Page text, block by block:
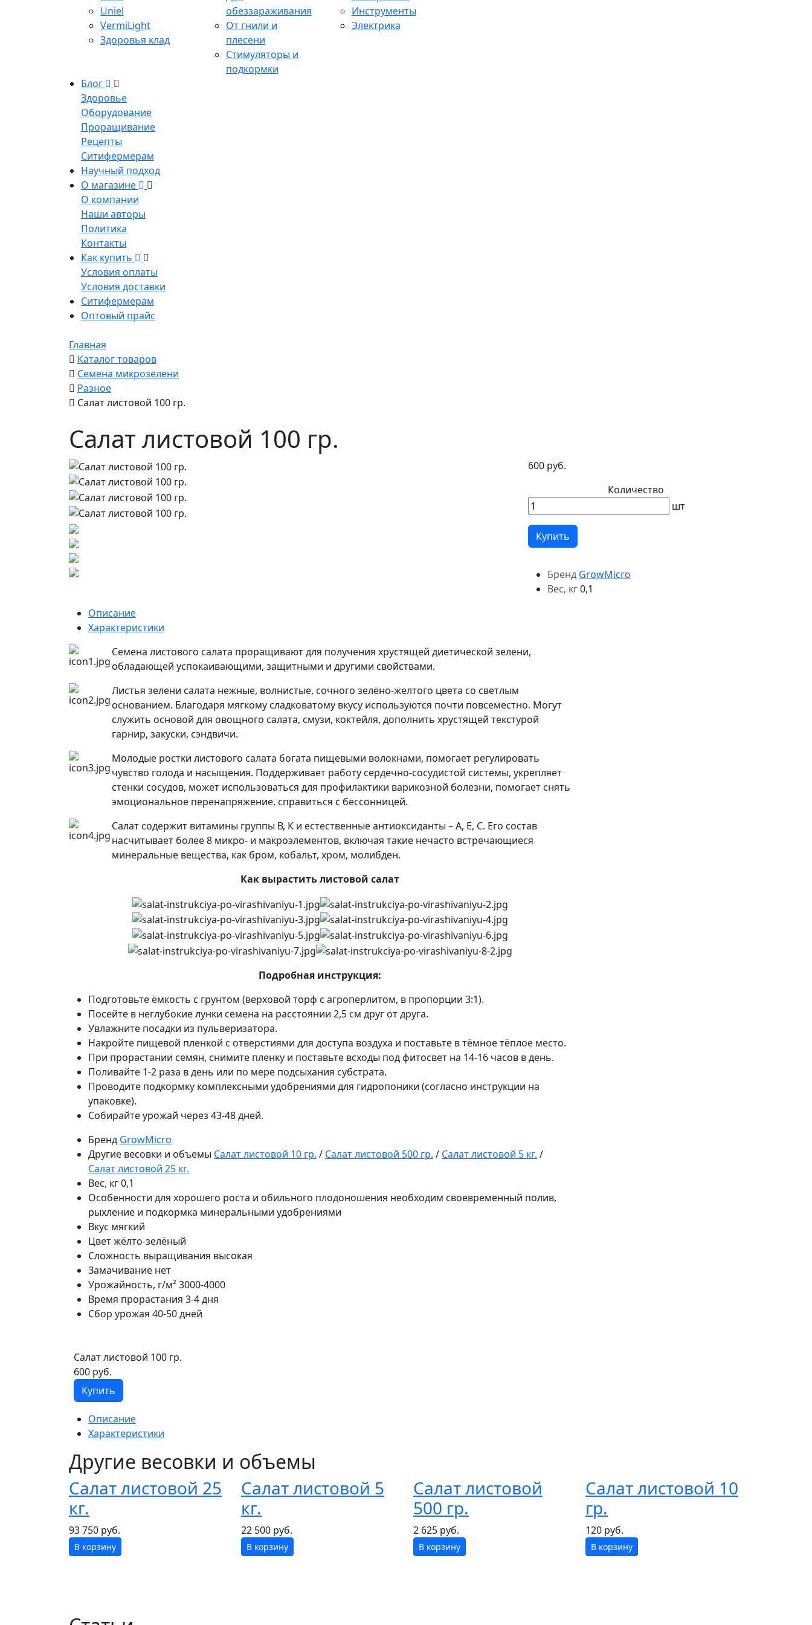
Uniel
VermiLight
Здоровья клад
обеззараживания
От гнили и
плесени
Стимуляторы и
подкормки
Инструменты
Электрика
Блог
Здоровье
Оборудование
Проращивание
Рецепты
Ситифермерам
Научный подход
О магазине
О компании
Наши авторы
Политика
Контакты
Как купить
Условия оплаты
Условия доставки
Ситифермерам
Оптовый прайс
Главная
Каталог товаров
Семена микрозелени
Разное
Салат листовой 100 гр.
Салат листовой 100 гр.
Бренд GrowMicro
Вес, кг0,1
600 руб.
Количество
шт
Купить
Описание
Характеристики
Семена листового салата проращивают для получения хрустящей диетической зелени,
обладающей успокаивающими, защитными и другими свойствами.
Листья зелени салата нежные, волнистые, сочного зелёно-желтого цвета со светлым
основанием. Благодаря мягкому сладковатому вкусу используются почти повсеместно. Могут
служить основой для овощного салата, смузи, коктейля, дополнить хрустящей текстурой
гарнир, закуски, сэндвичи.
Молодые ростки листового салата богата пищевыми волокнами, помогает регулировать
чувство голода и насыщения. Поддерживает работу сердечно-сосудистой системы, укрепляет
стенки сосудов, может использоваться для профилактики варикозной болезни, помогает снять
эмоциональное перенапряжение, справиться с бессонницей.
Салат содержит витамины группы В, К и естественные антиоксиданты – А, Е, С. Его состав
насчитывает более 8 микро- и макроэлементов, включая такие нечасто встречающиеся
минеральные вещества, как бром, кобальт, хром, молибден.
Как вырастить листовой салат
Подробная инструкция:
Подготовьте ёмкость с грунтом (верховой торф с агроперлитом, в пропорции 3:1).
Посейте в неглубокие лунки семена на расстоянии 2,5 см друг от друга.
Увлажните посадки из пульверизатора.
Накройте пищевой пленкой с отверстиями для доступа воздуха и поставьте в тёмное тёплое место.
При прорастании семян, снимите пленку и поставьте всходы под фитосвет на 14-16 часов в день.
Поливайте 1-2 раза в день или по мере подсыхания субстрата.
Проводите подкормку комплексными удобрениями для гидропоники (согласно инструкции на
упаковке).
Собирайте урожай через 43-48 дней.
Бренд GrowMicro
Другие весовки и объемы Салат листовой 10 гр. / Салат листовой 500 гр. / Салат листовой 5 кг. /
Салат листовой 25 кг.
Вес, кг0,1
Особенности для хорошего роста и обильного плодоношения необходим своевременный полив,
рыхление и подкормка минеральными удобрениями
Вкус мягкий
Цветжёлто-зелёный
Сложность выращивания высокая
Замачивание нет
Урожайность, г/м² 3000-4000
Время прорастания 3-4 дня
Сбор урожая 40-50 дней
Салат листовой 100 гр.
600 руб.
Купить
Описание
Характеристики
Другие весовки и объемы
Салат листовой 25
кг.
93 750 руб.
В корзину
Салат листовой 5
кг.
22 500 руб.
В корзину
Салат листовой
500 гр.
2 625 руб.
В корзину
Салат листовой 10
гр.
120 руб.
В корзину